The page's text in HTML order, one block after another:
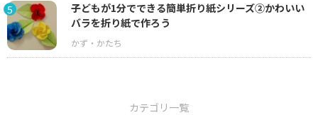
5
子どもが1分でできる簡単折り紙シリーズ②かわいい
バラを折り紙で作ろう
カテゴリ一覧